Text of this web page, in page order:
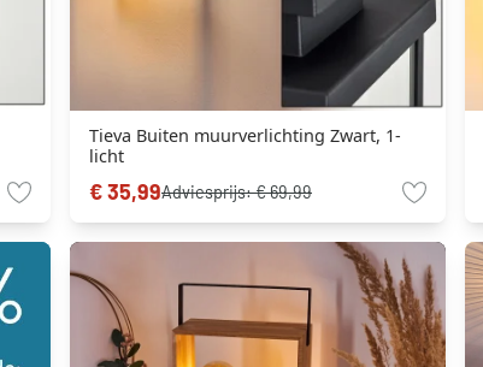
Tieva Buiten muurverlichting Zwart, 1-
licht
€ 35,99Adviesprijs:€ 69,99